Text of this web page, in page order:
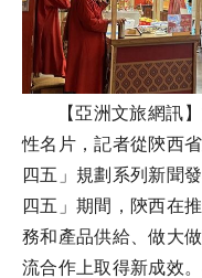
【亞洲文旅網訊
性名片，記者從陝西
四五」規劃系列新聞
四五」期間，陝西在
務和產品供給、做大
流合作上取得新成效